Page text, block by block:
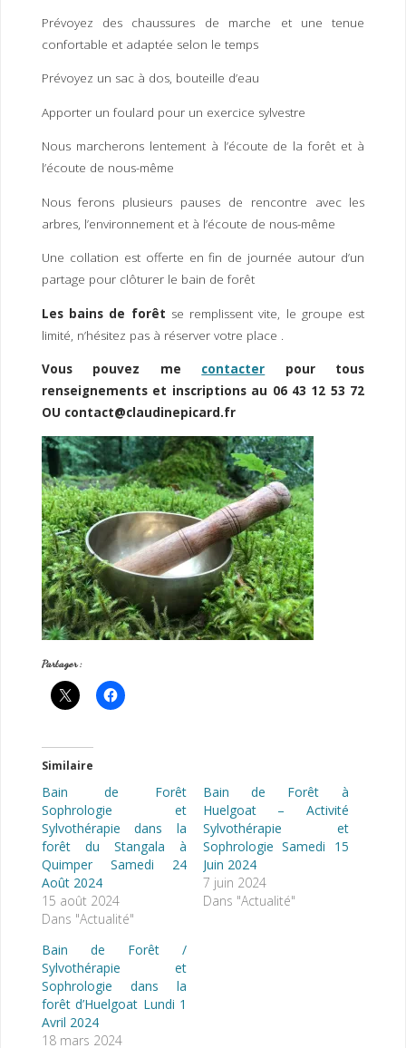
Prévoyez des chaussures de marche et une tenue
confortable et adaptée selon le temps
Prévoyez un sac à dos, bouteille d’eau
Apporter un foulard pour un exercice sylvestre
Nous marcherons lentement à l’écoute de la forêt et à
l’écoute de nous-même
Nous ferons plusieurs pauses de rencontre avec les
arbres, l’environnement et à l’écoute de nous-même
Une collation est offerte en fin de journée autour d’un
partage pour clôturer le bain de forêt
Les bains de forêt se remplissent vite, le groupe est
limité, n’hésitez pas à réserver votre place .
Vous pouvez me contacter pour tous
renseignements et inscriptions au 06 43 12 53 72
OU contact@claudinepicard.fr
Partager :
Similaire
Bain de Forêt
Sophrologie et
Sylvothérapie dans la
forêt du Stangala à
Quimper Samedi 24
Août 2024
15 août 2024
Dans "Actualité"
Bain de Forêt à
Huelgoat – Activité
Sylvothérapie et
Sophrologie Samedi 15
Juin 2024
7 juin 2024
Dans "Actualité"
Bain de Forêt /
Sylvothérapie et
Sophrologie dans la
forêt d’Huelgoat Lundi 1
Avril 2024
18 mars 2024